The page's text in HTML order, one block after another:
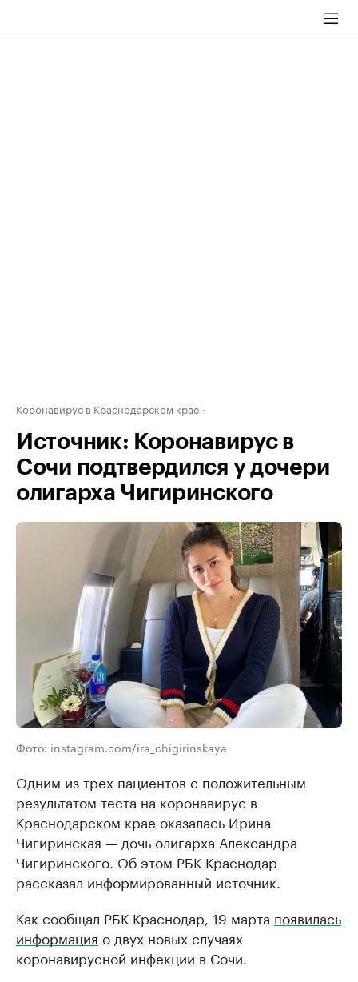
Коронавирус в Краснодарском крае
Источник: Коронавирус в
Сочи подтвердился у дочери
олигарха Чигиринского
Фото: instagram.com/ira_chigirinskaya
Одним из трех пациентов с положительным
результатом теста на коронавирус в
Краснодарском крае оказалась Ирина
Чигиринская — дочь олигарха Александра
Чигиринского. Об этом РБК Краснодар
рассказал информированный источник.
Как сообщал РБК Краснодар, 19 марта появилась
информация о двух новых случаях
коронавирусной инфекции в Сочи.